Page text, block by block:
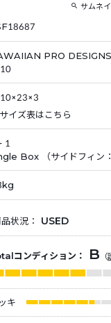
サムネ
PRO
サイズ表はこちら
1
Box （サイドフィン
状況： USED
コンディション： B （
キ